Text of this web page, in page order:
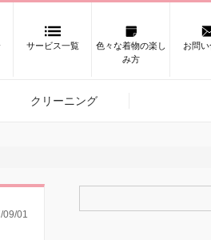
サービス一覧
色々な着物の楽し
み方
お問
クリーニング
09/01